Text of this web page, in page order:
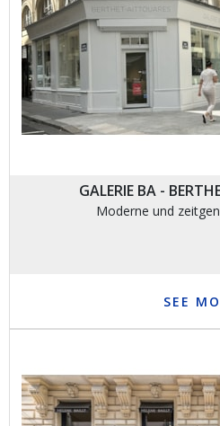
GALERIE BA -
Moderne und
SEE